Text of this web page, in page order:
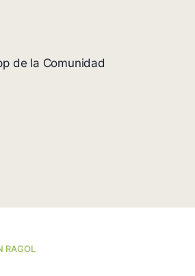
de la Comunidad
RAGOL